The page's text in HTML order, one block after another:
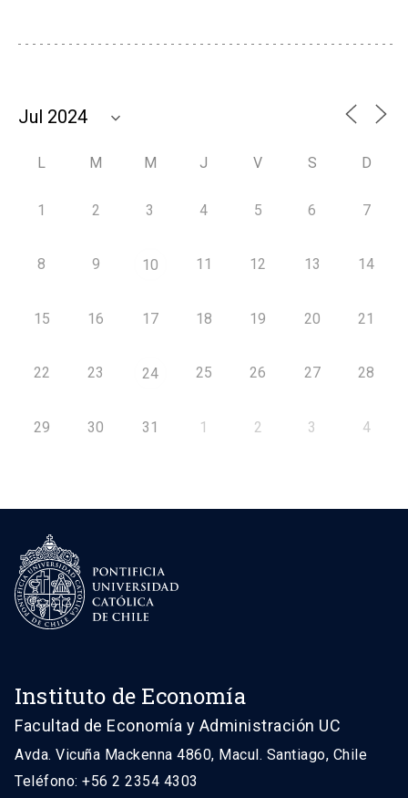
L M M J V S D
1 2 3 4 5 6 7
8 9 10 11 12 13 14
15 16 17 18 19 20 21
22 23 24 25 26 27 28
29 30 31 1 2 3 4
Instituto de Economía
Facultad de Economía y Administración UC
Avda. Vicuña Mackenna 4860, Macul. Santiago, Chile
Teléfono: +56 2 2354 4303